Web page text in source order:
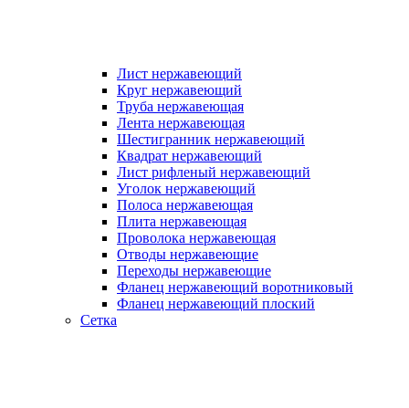
Лист нержавеющий
Круг нержавеющий
Труба нержавеющая
Лента нержавеющая
Шестигранник нержавеющий
Квадрат нержавеющий
Лист рифленый нержавеющий
Уголок нержавеющий
Полоса нержавеющая
Плита нержавеющая
Проволока нержавеющая
Отводы нержавеющие
Переходы нержавеющие
Фланец нержавеющий воротниковый
Фланец нержавеющий плоский
Сетка